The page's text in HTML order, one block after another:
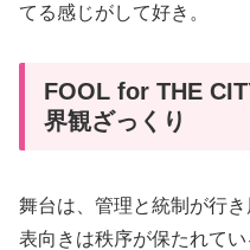
てる感じがして好き。
FOOL for THE
界観ざっくり
舞台は、管理と統制が行き
表向きは秩序が保たれて